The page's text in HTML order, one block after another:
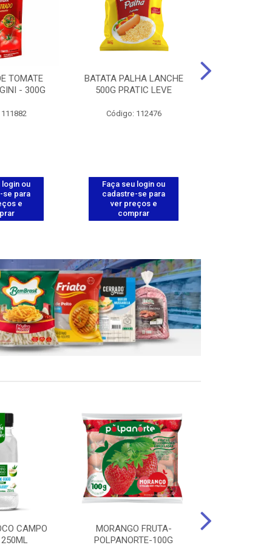
TOMATE
- 300G
login ou
se para
e
BATATA PALHA LANCHE
500G PRATIC LEVE
Código: 112476
Faça seu login ou
cadastre-se para
ver preços e
comprar
CAMPO
MORANGO FRUTA-
POLPANORTE-100G